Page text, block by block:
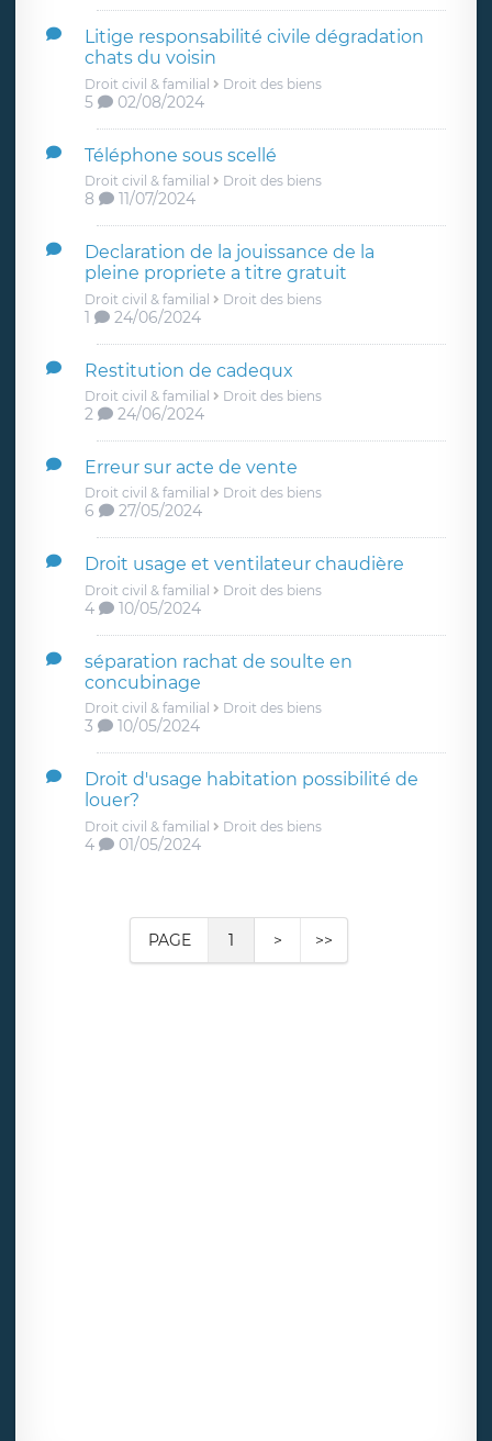
Litige responsabilité civile dégradation
chats du voisin
Droit civil & familial Droit des biens
5 02/08/2024
Téléphone sous scellé
Droit civil & familial Droit des biens
8 11/07/2024
Declaration de la jouissance de la
pleine propriete a titre gratuit
Droit civil & familial Droit des biens
1 24/06/2024
Restitution de cadequx
Droit civil & familial Droit des biens
2 24/06/2024
Erreur sur acte de vente
Droit civil & familial Droit des biens
6 27/05/2024
Droit usage et ventilateur chaudière
Droit civil & familial Droit des biens
4 10/05/2024
séparation rachat de soulte en
concubinage
Droit civil & familial Droit des biens
3 10/05/2024
Droit d'usage habitation possibilité de
louer?
Droit civil & familial Droit des biens
4 01/05/2024
PAGE 1 > >>